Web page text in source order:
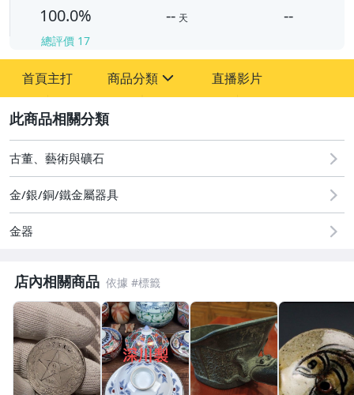
100.0%
總評價 17
-- 天 --
首頁主打 商品分類
古董、藝術與礦石
居家、家具與園藝
偶像、球員卡與郵幣
男性精品與服飾
女裝與服飾配件
手錶與飾品配件
直播影片
古董、藝術與礦石
金/銀/銅/鐵金屬器具
金器
店內相關商品